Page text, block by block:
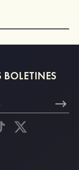
BOLETINES